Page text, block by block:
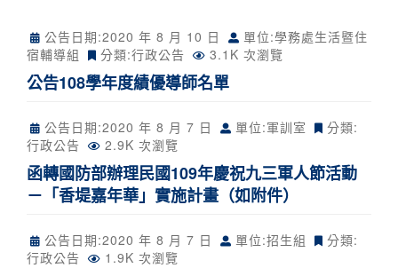
公告日期:2020 年 8 月 10 日
單位:學務處生活暨住
宿輔導組
分類:行政公告 3.1K 次瀏覽
公告108學年度績優導師名單
公告日期:2020 年 8 月 7 日 單位:軍訓室
分類:
行政公告
2.9K 次瀏覽
函轉國防部辦理民國109年慶祝九三軍人節活動
－「香堤嘉年華」實施計畫（如附件）
公告日期:2020 年 8 月 7 日 單位:招生組
分類:
行政公告
1.9K 次瀏覽